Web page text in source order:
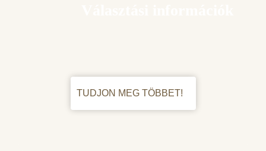
TUDJON MEG TÖBBET!